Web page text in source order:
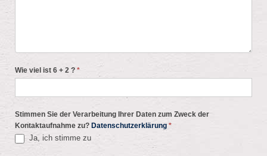
Wie viel ist 6 + 2 ? *
Stimmen Sie der Verarbeitung Ihrer Daten zum Zweck der
Kontaktaufnahme zu? Datenschutzerklärung *
Ja, ich stimme zu